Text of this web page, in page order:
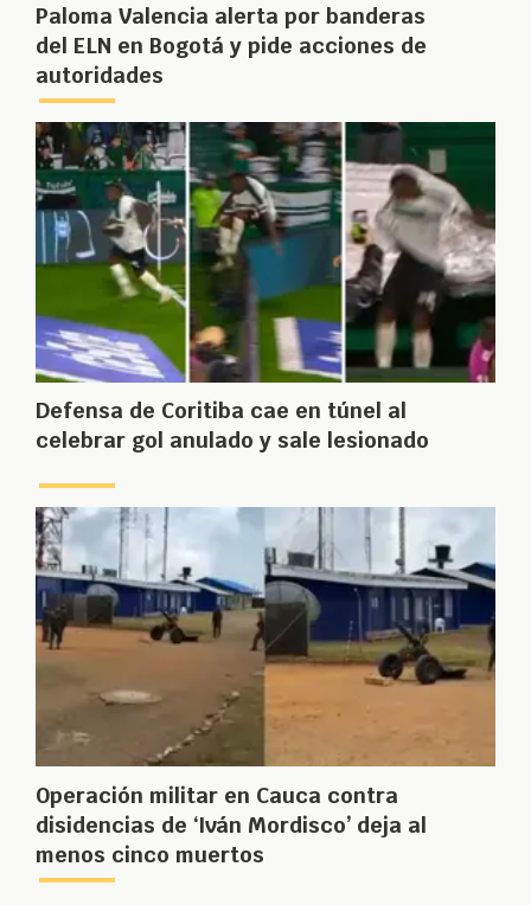
Paloma Valencia alerta por banderas
del ELN en Bogotá y pide acciones de
autoridades
Defensa de Coritiba cae en túnel al
celebrar gol anulado y sale lesionado
Operación militar en Cauca contra
disidencias de ‘Iván Mordisco’ deja al
menos cinco muertos